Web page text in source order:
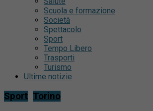
Scuola e formazione
Società
Spettacolo
Sport
Tempo Libero
Trasporti
Turismo
Ultime notizie
Sport Torino